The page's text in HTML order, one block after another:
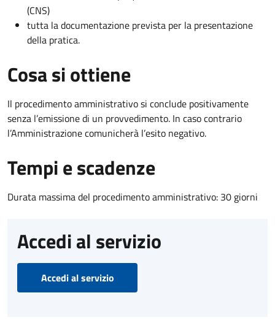
(CNS)
tutta la documentazione prevista per la presentazione
della pratica.
Cosa si ottiene
Il procedimento amministrativo si conclude positivamente
senza l’emissione di un provvedimento. In caso contrario
l’Amministrazione comunicherà l’esito negativo.
Tempi e scadenze
Durata massima del procedimento amministrativo: 30 giorni
Accedi al servizio
Accedi al servizio